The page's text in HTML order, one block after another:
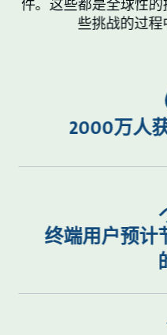
件。这些都是全球性
些挑战的过程
2000万人
终端用户预计